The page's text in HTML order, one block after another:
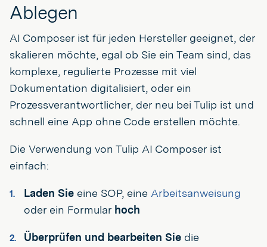
Ablegen
AI Composer ist für jeden Hersteller geeignet, der
skalieren möchte, egal ob Sie ein Team sind, das
komplexe, regulierte Prozesse mit viel
Dokumentation digitalisiert, oder ein
Prozessverantwortlicher, der neu bei Tulip ist und
schnell eine App ohne Code erstellen möchte.
Die Verwendung von Tulip AI Composer ist
einfach:
Laden Sieeine SOP, eine Arbeitsanweisung
oder ein Formular hoch
Überprüfen und bearbeiten Siedie